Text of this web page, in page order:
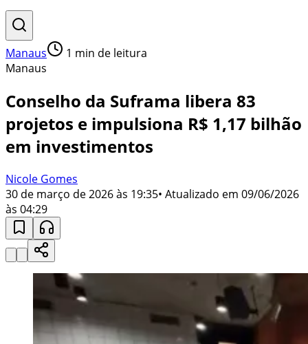
Manaus 1 min de leitura
Manaus
Conselho da Suframa libera 83
projetos e impulsiona R$ 1,17 bilhão
em investimentos
Nicole Gomes
30 de março de 2026 às 19:35• Atualizado em 09/06/2026
às 04:29